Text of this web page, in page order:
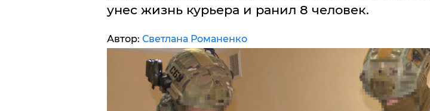
унес жизнь курьера и ранил 8 человек.
Автор: Светлана Романенко